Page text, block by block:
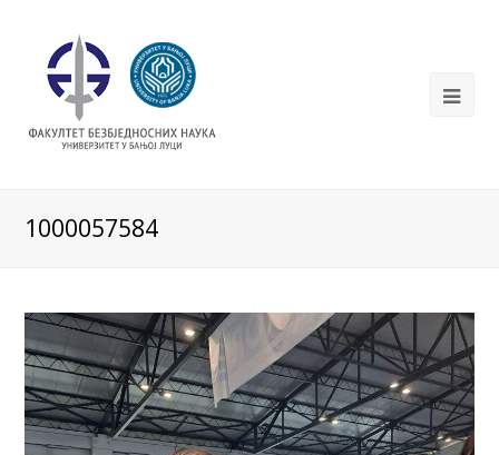
1000057584